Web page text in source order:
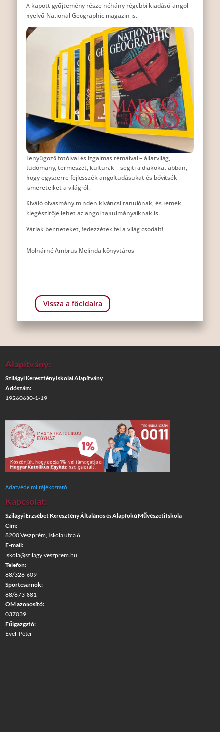
A kapott gyűjtemény része néhány régebbi kiadású angol
nyelvű National Geographic magazin is.
Lenyűgöző fotóival és izgalmas témáival – állatvilág,
tudomány, természet, kultúrák – segíti a diákokat abban,
hogy egyszerre fejlesszék angoltudásukat és bővítsék
ismereteiket a világról.
Kiváló olvasmány minden kíváncsi tanulónak, és remek
kiegészítője lehet az angol tanulmányaiknak is.
Várlak benneteket, fedezzétek fel a világ csodáit!
Molnárné Ambrus Melinda könyvtáros
Vissza a főoldalra
Alapítvány:
Szilágyi Keresztény Iskolai Alapítvány
Adószám:
19260680-1-19
Adatvédelmi tájékoztató
Kapcsolat:
Szilágyi Erzsébet Keresztény Általános és Alapfokú Művészeti Iskola
Cím:
8200 Veszprém, Iskola utca 6.
E-mail:
iskola@szilagyiveszprem.hu
Telefon:
88/328-609
Sportcsarnok:
88/873-881
OM azonosító:
037039
Főigazgató:
Eveli Péter